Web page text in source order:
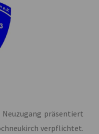
Neuzugang präsentiert
verpflichtet.